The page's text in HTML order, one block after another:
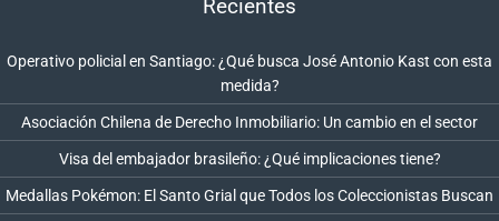
Recientes
Operativo policial en Santiago: ¿Qué busca José Antonio Kast con esta
medida?
Asociación Chilena de Derecho Inmobiliario: Un cambio en el sector
Visa del embajador brasileño: ¿Qué implicaciones tiene?
Medallas Pokémon: El Santo Grial que Todos los Coleccionistas Buscan